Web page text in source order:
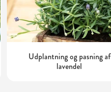
Udplantning og pasning af
lavendel